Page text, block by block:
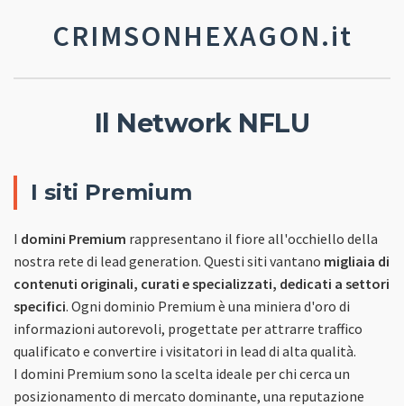
CRIMSONHEXAGON.it
Il Network NFLU
I siti Premium
I domini Premium rappresentano il fiore all'occhiello della
nostra rete di lead generation. Questi siti vantano migliaia di
contenuti originali, curati e specializzati, dedicati a settori
specifici. Ogni dominio Premium è una miniera d'oro di
informazioni autorevoli, progettate per attrarre traffico
qualificato e convertire i visitatori in lead di alta qualità.
I domini Premium sono la scelta ideale per chi cerca un
posizionamento di mercato dominante, una reputazione